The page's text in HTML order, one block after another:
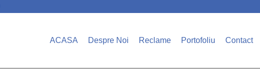
ACASA Despre Noi Reclame Portofoliu Contact